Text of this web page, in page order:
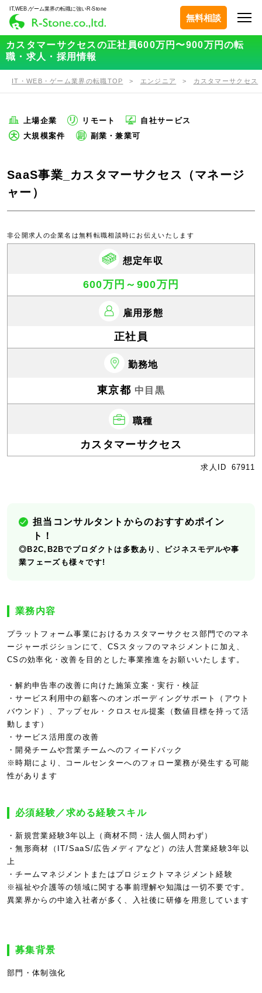
IT,WEB,ゲーム業界の転職に強いR-Stone
無料相談
カスタマーサクセスの正社員600万円〜900万円の転
職・求人・採用情報
IT・WEB・ゲーム業界の転職TOP エンジニア カスタマーサクセス
上場企業 リモート
自社サービス
大規模案件
副業・兼業可
SaaS事業_カスタマーサクセス（マネージ
ャー）
非公開求人の企業名は無料転職相談時にお伝えいたします
想定年収
600万円～900万円
雇用形態
正社員
勤務地
東京都 中目黒
職種
カスタマーサクセス
求人ID 67911
担当コンサルタントからのおすすめポイン
ト！
◎B2C,B2Bでプロダクトは多数あり、ビジネスモデルや事
業フェーズも様々です!
業務内容
プラットフォーム事業におけるカスタマーサクセス部門でのマネ
ージャーポジションにて、CSスタッフのマネジメントに加え、
CSの効率化・改善を目的とした事業推進をお願いいたします。
・解約申告率の改善に向けた施策立案・実行・検証
・サービス利用中の顧客へのオンボーディングサポート（アウト
バウンド）、アップセル・クロスセル提案（数値目標を持って活
動します）
・サービス活用度の改善
・開発チームや営業チームへのフィードバック
※時期により、コールセンターへのフォロー業務が発生する可能
性があります
必須経験／求める経験スキル
・新規営業経験3年以上（商材不問・法人個人問わず）
・無形商材（IT/SaaS/広告メディアなど）の法人営業経験3年以
上
・チームマネジメントまたはプロジェクトマネジメント経験
※福祉や介護等の領域に関する事前理解や知識は一切不要です。
異業界からの中途入社者が多く、入社後に研修を用意しています
募集背景
部門・体制強化